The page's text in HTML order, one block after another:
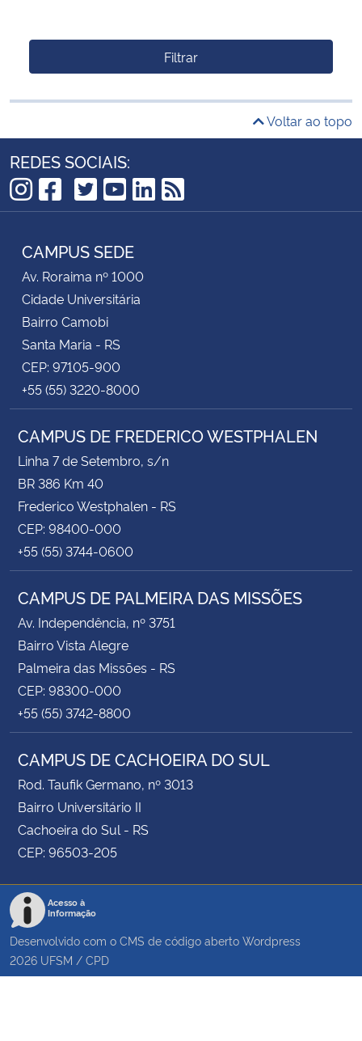
Filtrar
Voltar ao topo
REDES SOCIAIS:
Instagram
Facebook
TikTok
Twitter
YouTube
LinkedIn
RSS
CAMPUS SEDE
Av. Roraima nº 1000
Cidade Universitária
Bairro Camobi
Santa Maria - RS
CEP: 97105-900
+55 (55) 3220-8000
CAMPUS DE FREDERICO WESTPHALEN
Linha 7 de Setembro, s/n
BR 386 Km 40
Frederico Westphalen - RS
CEP: 98400-000
+55 (55) 3744-0600
CAMPUS DE PALMEIRA DAS MISSÕES
Av. Independência, nº 3751
Bairro Vista Alegre
Palmeira das Missões - RS
CEP: 98300-000
+55 (55) 3742-8800
CAMPUS DE CACHOEIRA DO SUL
Rod. Taufik Germano, nº 3013
Bairro Universitário II
Cachoeira do Sul - RS
CEP: 96503-205
Acesso à
Informação
Desenvolvido com o CMS de código aberto Wordpress
2026 UFSM / CPD